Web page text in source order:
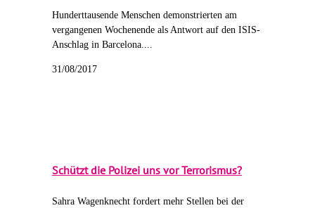
Hunderttausende Menschen demonstrierten am
vergangenen Wochenende als Antwort auf den ISIS-
Anschlag in Barcelona....
31/08/2017
Schützt die Polizei uns vor Terrorismus?
Sahra Wagenknecht fordert mehr Stellen bei der